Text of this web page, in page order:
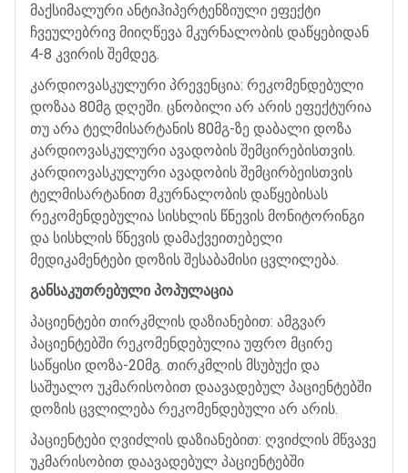
მაქსიმალური ანტიჰიპერტენზიული ეფექტი
ჩვეულებრივ მიიღწევა მკურნალობის დაწყებიდან
4-8 კვირის შემდეგ.
კარდიოვასკულური პრევენცია: რეკომენდებული
დოზაა 80მგ დღეში. ცნობილი არ არის ეფექტურია
თუ არა ტელმისარტანის 80მგ-ზე დაბალი დოზა
კარდიოვასკულური ავადობის შემცირებისთვის.
კარდიოვასკულური ავადობის შემცირბეისთვის
ტელმისარტანით მკურნალობის დაწყებისას
რეკომენდებულია სისხლის წნევის მონიტორინგი
და სისხლის წნევის დამაქვეითებელი
მედიკამენტები დოზის შესაბამისი ცვლილება.
განსაკუთრებული პოპულაცია
პაციენტები თირკმლის დაზიანებით: ამგვარ
პაციენტებში რეკომენდებულია უფრო მცირე
საწყისი დოზა-20მგ. თირკმლის მსუბუქი და
საშუალო უკმარისობით დაავადებულ პაციენტებში
დოზის ცვლილება რეკომენდებული არ არის.
პაციენტები ღვიძლის დაზიანებით: ღვიძლის მწვავე
უკმარისობით დაავადებულ პაციენტებში